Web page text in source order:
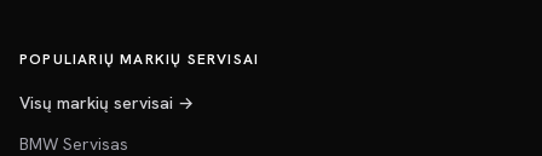
POPULIARIŲ MARKIŲ SERVISAI
Visų markių servisai →
BMW Servisas